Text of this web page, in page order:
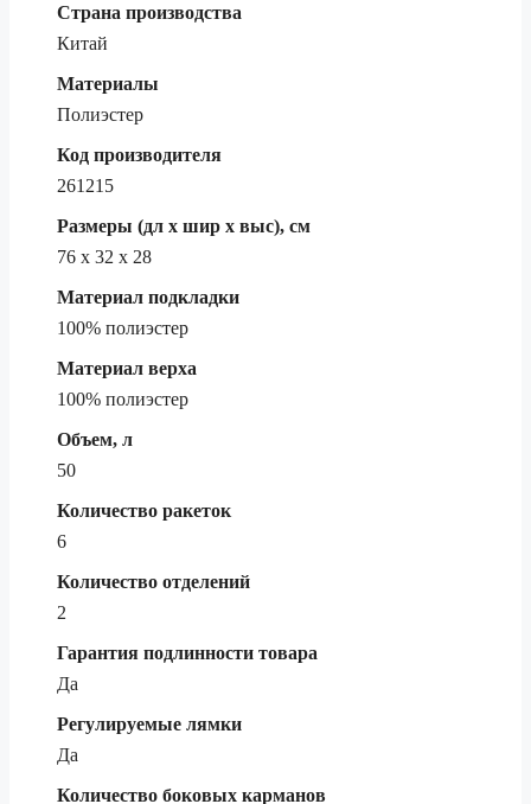
Страна производства
Китай
Материалы
Полиэстер
Код производителя
261215
Размеры (дл х шир х выс), см
76 х 32 х 28
Материал подкладки
100% полиэстер
Материал верха
100% полиэстер
Объем, л
50
Количество ракеток
6
Количество отделений
2
Гарантия подлинности товара
Да
Регулируемые лямки
Да
Количество боковых карманов